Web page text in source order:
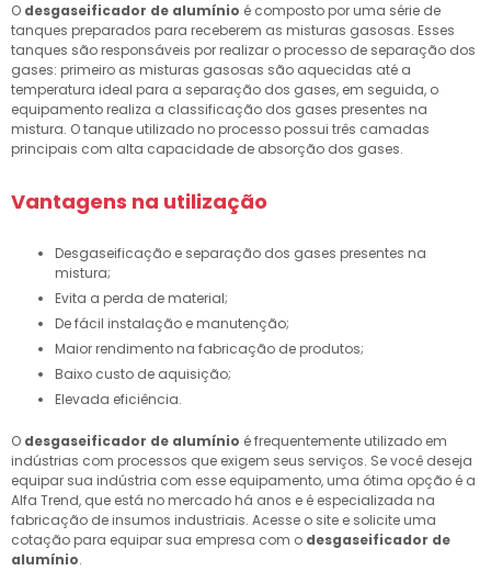
O desgaseificador de alumínio é composto por uma série de
tanques preparados para receberem as misturas gasosas. Esses
tanques são responsáveis por realizar o processo de separação dos
gases: primeiro as misturas gasosas são aquecidas até a
temperatura ideal para a separação dos gases, em seguida, o
equipamento realiza a classificação dos gases presentes na
mistura. O tanque utilizado no processo possui três camadas
principais com alta capacidade de absorção dos gases.
Vantagens na utilização
Desgaseificação e separação dos gases presentes na
mistura;
Evita a perda de material;
De fácil instalação e manutenção;
Maior rendimento na fabricação de produtos;
Baixo custo de aquisição;
Elevada eficiência.
O desgaseificador de alumínio é frequentemente utilizado em
indústrias com processos que exigem seus serviços. Se você deseja
equipar sua indústria com esse equipamento, uma ótima opção é a
Alfa Trend, que está no mercado há anos e é especializada na
fabricação de insumos industriais. Acesse o site e solicite uma
cotação para equipar sua empresa com o desgaseificador de
alumínio.